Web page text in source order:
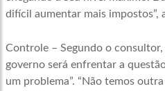
difícil aumentar mais impostos”,
Controle – Segundo o
governo será enfrentar a
um problema”. “Não temos